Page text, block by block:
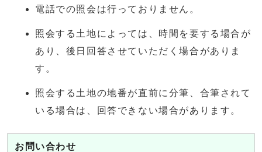
電話での照会は行っておりません。
照会する土地によっては、時間を要する場合が
あり、後日回答させていただく場合がありま
す。
照会する土地の地番が直前に分筆、合筆されて
いる場合は、回答できない場合があります。
お問い合わせ